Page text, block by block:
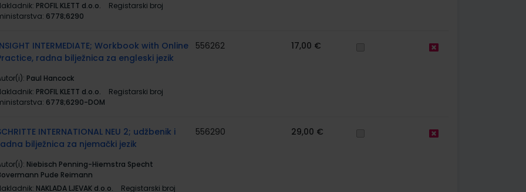
PROFIL KLETT d.o.o.
Registarski broj
6778;6290
INTERMEDIATE; Workbook with Online
radna bilježnica za engleski jezik
Paul Hancock
PROFIL KLETT d.o.o.
Registarski broj
6778;6290-DOM
556262 17,00 €
INTERNATIONAL NEU 2; udžbenik i
bilježnica za njemački jezik
Niebisch Penning-Hiemstra Specht
Pude Reimann
NAKLADA LJEVAK d.o.o.
Registarski broj
556290 29,00 €